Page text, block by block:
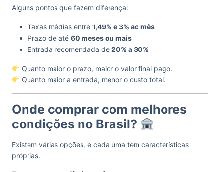
Alguns pontos que fazem diferença:
Taxas médias entre 1,49% e 3% ao mês
Prazo de até 60 meses ou mais
Entrada recomendada de 20% a 30%
Quanto maior o prazo, maior o valor final pago.
Quanto maior a entrada, menor o custo total.
Onde comprar com melhores
condições no Brasil?
Existem várias opções, e cada uma tem características
próprias.